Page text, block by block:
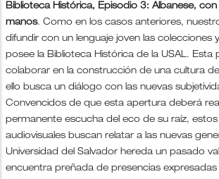
Biblioteca Histórica, Episodio 3: Albanese,
manos. Como en los casos anteriores,
difundir con un lenguaje joven las colecciones
posee la Biblioteca Histórica de la USAL. Esta
colaborar en la construcción de una cultura
ello busca un diálogo con las nuevas
Convencidos de que esta apertura deberá
permanente escucha del eco de su raíz,
audiovisuales buscan relatar a las nuevas
Universidad del Salvador hereda un pasado
encuentra preñada de presencias